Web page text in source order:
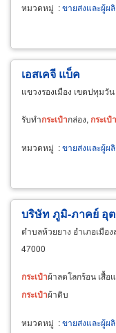
หมวดหมู่ :ขายส่งและผู้ผ
เอสเคจี แบ็ค
แขวงรองเมือง เขตปทุมวั
รับทำกระเป๋ากล่อง, กระเป๋า
หมวดหมู่ :ขายส่งและผู้ผ
บริษัท ภูมิ-ภาคย์ อุ
ตำบลห้วยยาง อำเภอเมือ
47000
กระเป๋าผ้าลดโลกร้อน เสื้อ
กระเป๋าผ้าดิบ
หมวดหมู่ :ขายส่งและผู้ผ